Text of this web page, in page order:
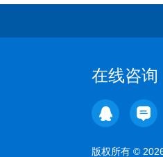
在线咨询
版权所有 ©